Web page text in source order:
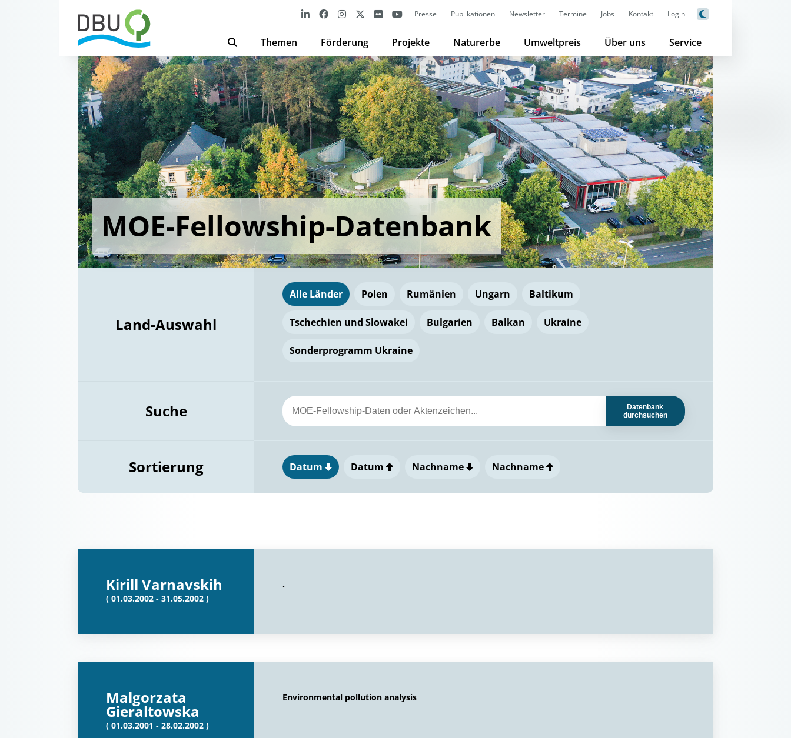
Presse Publikationen Newsletter Termine Jobs Kontakt Login
Themen Förderung Projekte Naturerbe Umweltpreis Über uns Service
MOE-Fellowship-Datenbank
Land-Auswahl
Alle Länder Polen Rumänien Ungarn Baltikum
Tschechien und Slowakei Bulgarien Balkan Ukraine
Sonderprogramm Ukraine
Suche
Datenbank
durchsuchen
Sortierung Datum Datum Nachname Nachname
Kirill Varnavskih
( 01.03.2002 - 31.05.2002 )
.
Malgorzata
Gieraltowska
( 01.03.2001 - 28.02.2002 )
Environmental pollution analysis